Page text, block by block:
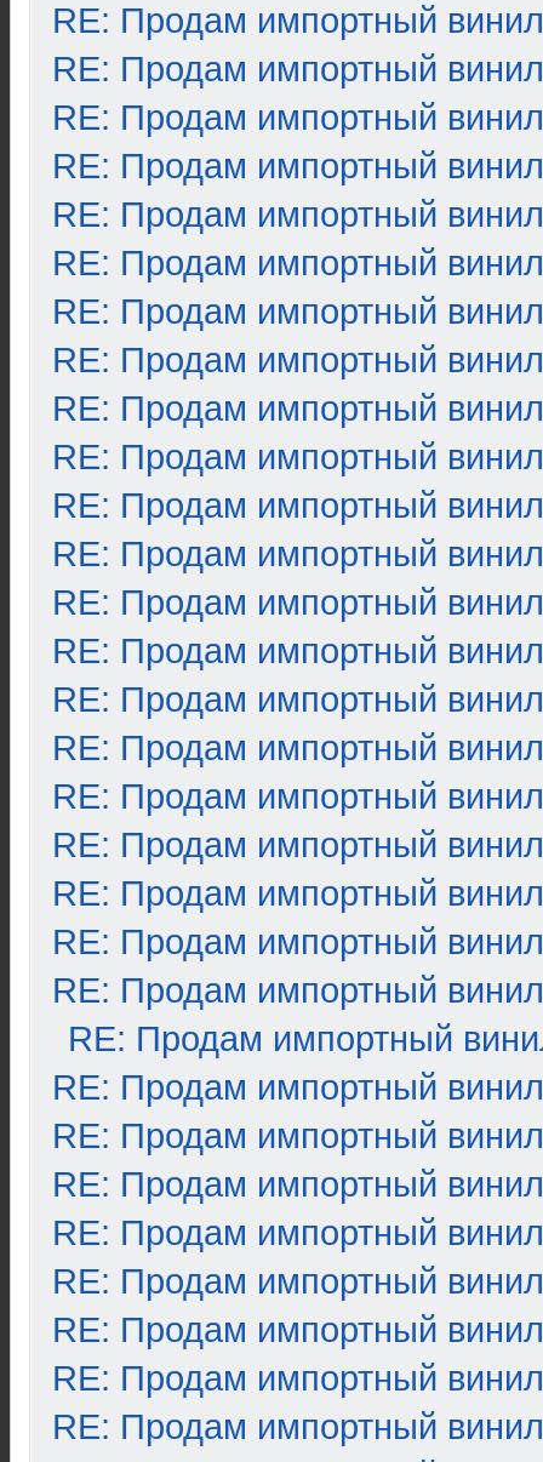
RE: Продам импортный винил
RE: Продам импортный винил
RE: Продам импортный винил
RE: Продам импортный винил
RE: Продам импортный винил
RE: Продам импортный винил
RE: Продам импортный винил
RE: Продам импортный винил
RE: Продам импортный винил
RE: Продам импортный винил
RE: Продам импортный винил
RE: Продам импортный винил
RE: Продам импортный винил
RE: Продам импортный винил
RE: Продам импортный винил
RE: Продам импортный винил
RE: Продам импортный винил
RE: Продам импортный винил
RE: Продам импортный винил
RE: Продам импортный винил
RE: Продам импортный винил
RE: Продам импортный
RE: Продам импортный винил
RE: Продам импортный винил
RE: Продам импортный винил
RE: Продам импортный винил
RE: Продам импортный винил
RE: Продам импортный винил
RE: Продам импортный винил
RE: Продам импортный винил